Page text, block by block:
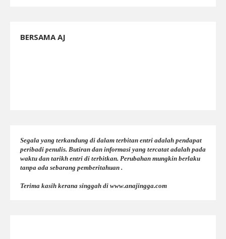
BERSAMA AJ
Segala yang terkandung di dalam terbitan entri adalah pendapat
peribadi penulis. Butiran dan informasi yang tercatat adalah pada
waktu dan tarikh entri di terbitkan. Perubahan mungkin berlaku
tanpa ada sebarang pemberitahuan .
Terima kasih kerana singgah di www.anajingga.com